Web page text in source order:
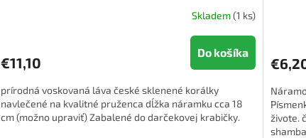
Skladem(1 ks)
€11,10
Do košíka
prírodná voskovaná láva české sklenené korálky
navlečené na kvalitné pruženca dĺžka náramku cca 18
cm (možno upraviť) Zabalené do darčekovej krabičky.
živote.